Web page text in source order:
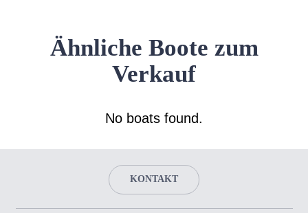
Ähnliche Boote zum
Verkauf
No boats found.
KONTAKT